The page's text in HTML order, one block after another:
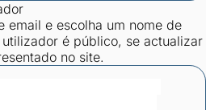
email e escolha um nome de
é público, se actualizar
no site.